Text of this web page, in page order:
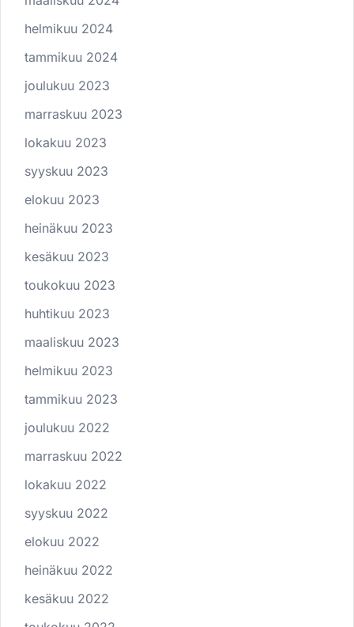
helmikuu 2024
tammikuu 2024
joulukuu 2023
marraskuu 2023
lokakuu 2023
syyskuu 2023
elokuu 2023
heinäkuu 2023
kesäkuu 2023
toukokuu 2023
huhtikuu 2023
maaliskuu 2023
helmikuu 2023
tammikuu 2023
joulukuu 2022
marraskuu 2022
lokakuu 2022
syyskuu 2022
elokuu 2022
heinäkuu 2022
kesäkuu 2022